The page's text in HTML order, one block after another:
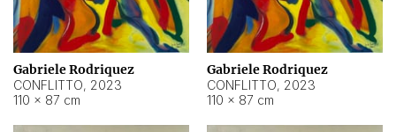
Gabriele Rodriquez
CONFLITTO, 2023
110 × 87 cm
Gabriele Rodriquez
CONFLITTO, 2023
110 × 87 cm